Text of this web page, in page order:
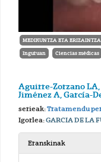
MEDIKUNTZA ETA
Inguruan Ciencias médicas
Aguirre-Zorzano
Jiménez A, García-
serieak:Tratamendu
Igorlea:GARCIA DE LA
Eranskinak